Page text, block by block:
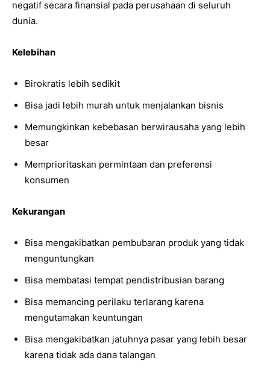
negatif secara finansial pada perusahaan di seluruh
dunia.
Kelebihan
Birokratis lebih sedikit
Bisa jadi lebih murah untuk menjalankan bisnis
Memungkinkan kebebasan berwirausaha yang lebih
besar
Memprioritaskan permintaan dan preferensi
konsumen
Kekurangan
Bisa mengakibatkan pembubaran produk yang tidak
menguntungkan
Bisa membatasi tempat pendistribusian barang
Bisa memancing perilaku terlarang karena
mengutamakan keuntungan
Bisa mengakibatkan jatuhnya pasar yang lebih besar
karena tidak ada dana talangan